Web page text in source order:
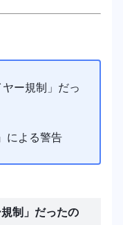
ヤー規制」だっ
による警告
制」だったの